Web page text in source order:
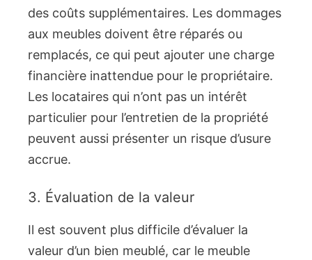
des coûts supplémentaires. Les dommages
aux meubles doivent être réparés ou
remplacés, ce qui peut ajouter une charge
financière inattendue pour le propriétaire.
Les locataires qui n’ont pas un intérêt
particulier pour l’entretien de la propriété
peuvent aussi présenter un risque d’usure
accrue.
3. Évaluation de la valeur
Il est souvent plus difficile d’évaluer la
valeur d’un bien meublé, car le meuble